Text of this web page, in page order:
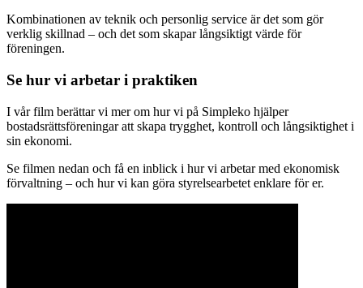
Kombinationen av teknik och personlig service är det som gör
verklig skillnad – och det som skapar långsiktigt värde för
föreningen.
Se hur vi arbetar i praktiken
I vår film berättar vi mer om hur vi på Simpleko hjälper
bostadsrättsföreningar att skapa trygghet, kontroll och långsiktighet i
sin ekonomi.
Se filmen nedan och få en inblick i hur vi arbetar med ekonomisk
förvaltning – och hur vi kan göra styrelsearbetet enklare för er.